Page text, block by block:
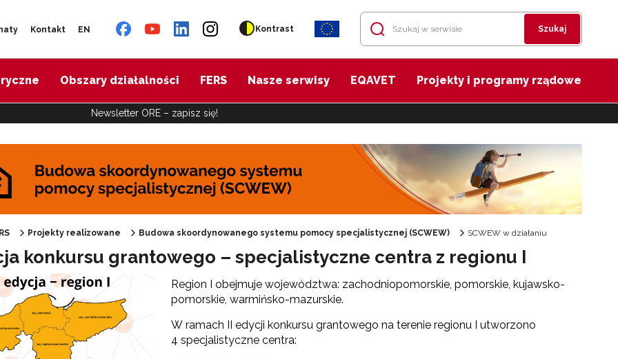
Kontakt EN Kontrast Szukaj
Obszary działalności FERS Nasze serwisy EQAVET Projekty i programy rządowe
Newsletter ORE – zapisz się!
skoordynowanego systemu pomocy specjalistycznej (SCWEW)"
Projekty realizowane Budowa skoordynowanego systemu pomocy specjalistycznej (SCWEW) SCWEW w działaniu
konkursu grantowego – specjalistyczne centra z regionu I
Region I obejmuje województwa: zachodniopomorskie, pomorskie, kujawsko-
pomorskie, warmińsko-mazurskie.
W ramach II edycji konkursu grantowego na terenie regionu I utworzono
4 specjalistyczne centra: